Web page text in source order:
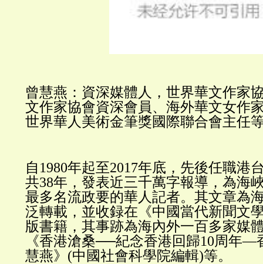
曾慧燕：資深媒體人，世界華文作家
文作家協會資深會員、海外華文女作
世界華人美術金筆獎國際聯合會主任
自1980年起至2017年底，先後任職港
共38年，發表近三千萬字報導，為海
最多名流政要的華人記者。其文章為
泛轉載，並收録在《中國當代新聞文
版書籍，其事跡為海內外一百多家媒
《香港滄桑──紀念香港回歸10周年—
慧燕》(中國社會科學院編輯)等。